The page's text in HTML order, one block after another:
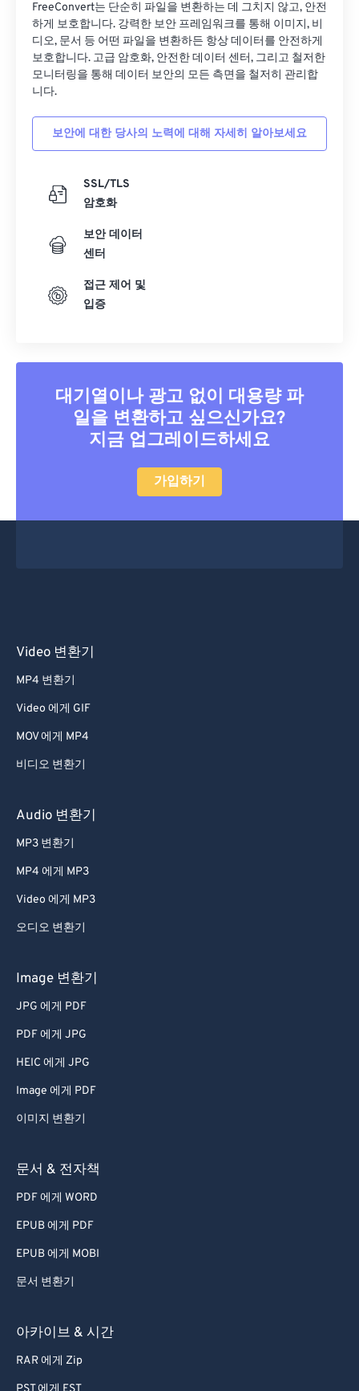
FreeConvert는 단순히 파일을 변환하는 데 그치지 않고, 안전
하게 보호합니다. 강력한 보안 프레임워크를 통해 이미지, 비
디오, 문서 등 어떤 파일을 변환하든 항상 데이터를 안전하게
보호합니다. 고급 암호화, 안전한 데이터 센터, 그리고 철저한
모니터링을 통해 데이터 보안의 모든 측면을 철저히 관리합
니다.
보안에 대한 당사의 노력에 대해 자세히 알아보세요
SSL/TLS
암호화
보안 데이터
센터
접근 제어 및
입증
대기열이나 광고 없이 대용량 파
일을 변환하고 싶으신가요?
지금 업그레이드하세요
가입하기
Video 변환기
MP4 변환기
Video 에게 GIF
MOV 에게 MP4
비디오 변환기
Audio 변환기
MP3 변환기
MP4 에게 MP3
Video 에게 MP3
오디오 변환기
Image 변환기
JPG 에게 PDF
PDF 에게 JPG
HEIC 에게 JPG
Image 에게 PDF
이미지 변환기
문서 & 전자책
PDF 에게 WORD
EPUB 에게 PDF
EPUB 에게 MOBI
문서 변환기
아카이브 & 시간
RAR 에게 Zip